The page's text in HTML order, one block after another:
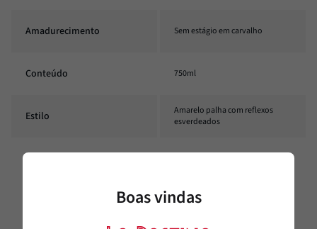
Amadurecimento Sem estágio em carvalho
Conteúdo 750ml
Estilo
Amarelo palha com reflexos
esverdeados
Boas vindas